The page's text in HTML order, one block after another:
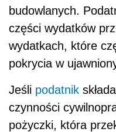
budowlanych.
części wydatków
wydatkach, które
pokrycia w
Jeśli podatnik
czynności
pożyczki, która